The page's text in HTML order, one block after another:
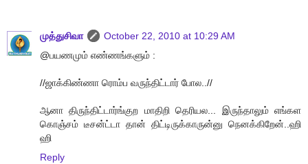
முத்துசிவா
October 22, 2010 at 10:29 AM
@பயணமும் எண்ணங்களும் :
//ஜாக்கிண்ணா ரொம்ப வருந்திட்டார் போல..//
ஆனா திருந்திட்டார்ங்குற மாதிறி தெரியல... இருந்தாலும் எங்கள
கொஞ்சம் டீசன்ட்டா தான் திட்டிருக்காருன்னு நெனக்கிறேன்..ஹி
ஹி
Reply